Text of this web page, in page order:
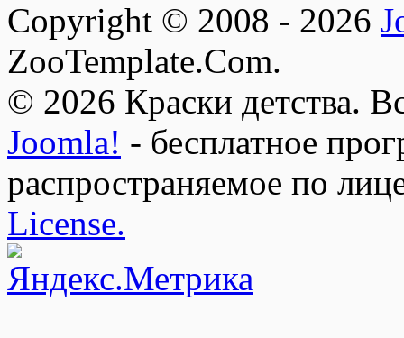
Copyright © 2008 - 2026
ZooTemplate.Com.
© 2026 Краски детства.
Joomla! - бесплатное
распространяемое по
License.